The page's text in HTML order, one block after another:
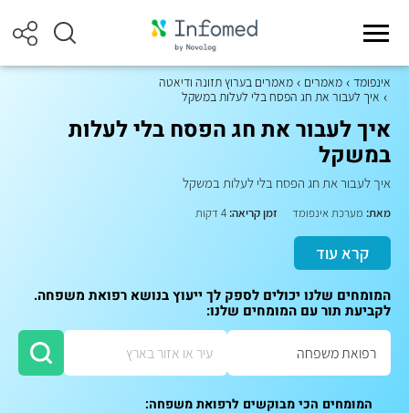
אינפומד מאמרים
מאמרים בערוץ תזונה ודיאטה
איך לעבור את חג הפסח בלי לעלות במשקל
איך לעבור את חג הפסח בלי לעלות
במשקל
איך לעבור את חג הפסח בלי לעלות במשקל
מאת: מערכת אינפומד זמן קריאה:
קרא עוד
המומחים שלנו יכולים לספק לך ייעוץ בנושא רפואת משפחה.
לקביעת תור עם המומחים שלנו:
המומחים הכי מבוקשים לרפואת משפחה: